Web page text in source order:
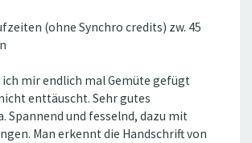
(ohne Synchro credits) zw. 45
ich mir endlich mal Gemüte gefügt
enttäuscht. Sehr gutes
Spannend und fesselnd, dazu mit
Man erkennt die Handschrift von